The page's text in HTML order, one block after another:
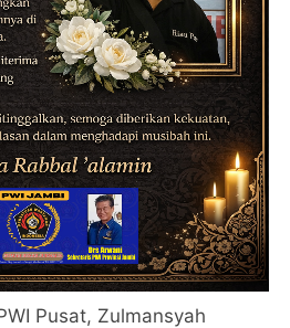
Pusat, Zulmansyah